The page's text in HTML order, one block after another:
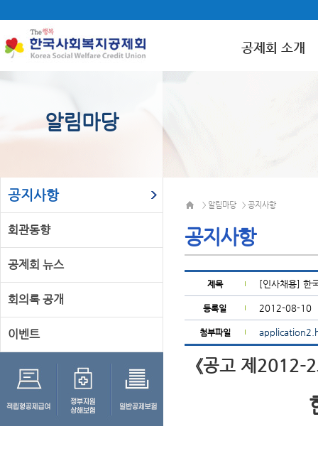
공제회 소개
알림마당
공지사항
회관동향
공제회 뉴스
회의록 공개
이벤트
> 알림마당 > 공지사항
공지사항
제목 [인사채용] 한
등록일 2012-08-10
첨부파일
《공고 제2012-2